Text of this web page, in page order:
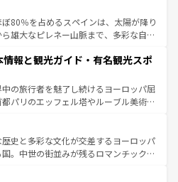
美しい田園風景やアマルフィ海岸の絶
見逃せない。観光の合間には、本場の
絶品のイタリア料理を堪能することも
アで、忘れられない旅をしてみよう！
ア情報は
80％を占めるスペインは、太陽が降り
雄大なピレネー山脈まで、多彩な自然
では、情熱的なフラメンコ、熱気あふ
味しいタパスが生活の一部となってい
の洗練された雰囲気や、バルセロナの
から、地方では古代ローマ遺跡や中世
風土や気候が異なるスペインはその個
性で訪れる人を魅了する。 なお、新着のスペイン情報は コ
照してほしい。
報と観光ガイド・有名観光スポ
の旅行者を魅了し続けるヨーロッパ屈
パリのエッフェル塔やルーブル美術館
まっている。華麗な宮殿、歴史的な大
チ、そして豊かな自然が、訪れる者を心
、フランスは美食の国としても知ら
発祥地であるランス、プロヴァンスの
歴史と多彩な文化が交差するヨーロッパ
。中世の街並みが残るロマンチック街
どこを歩いても飽きることがない。ベ